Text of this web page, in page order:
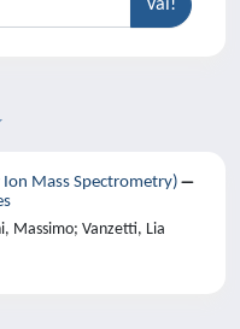
Mass Spectrometry)
Massimo; Vanzetti, Lia